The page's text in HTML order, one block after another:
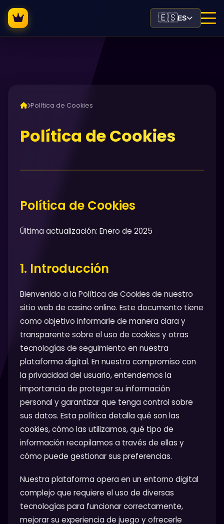
🇪🇸ES
Política de Cookies
Política de Cookies
Política de Cookies
Última actualización: Enero de 2025
1. Introducción
Bienvenido a la Política de Cookies de nuestro
sitio web de casino online. Este documento tiene
como objetivo informarle de manera clara y
transparente sobre el uso de cookies y otras
tecnologías de seguimiento en nuestra
plataforma digital. En nuestro compromiso con
la privacidad del usuario, entendemos la
importancia de proteger su información
personal y garantizar que tenga control sobre
sus datos. Esta política detalla qué son las
cookies, cómo las utilizamos, qué tipo de
información recopilamos a través de ellas y
cómo puede gestionar sus preferencias.
Nuestra plataforma opera en un entorno digital
complejo que requiere el uso de diversas
tecnologías para funcionar correctamente,
mejorar su experiencia de juego y ofrecerle